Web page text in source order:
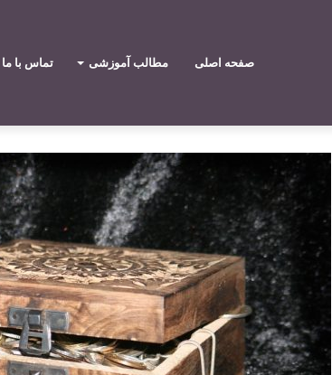
صفحه اصلی مطالب آموزشی تماس با ما